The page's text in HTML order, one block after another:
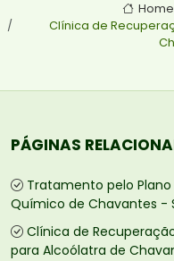
Home
Clínica de
PÁGINAS
Tratamento pelo
Químico de Chavantes -
Clínica de
para Alcoólatra de